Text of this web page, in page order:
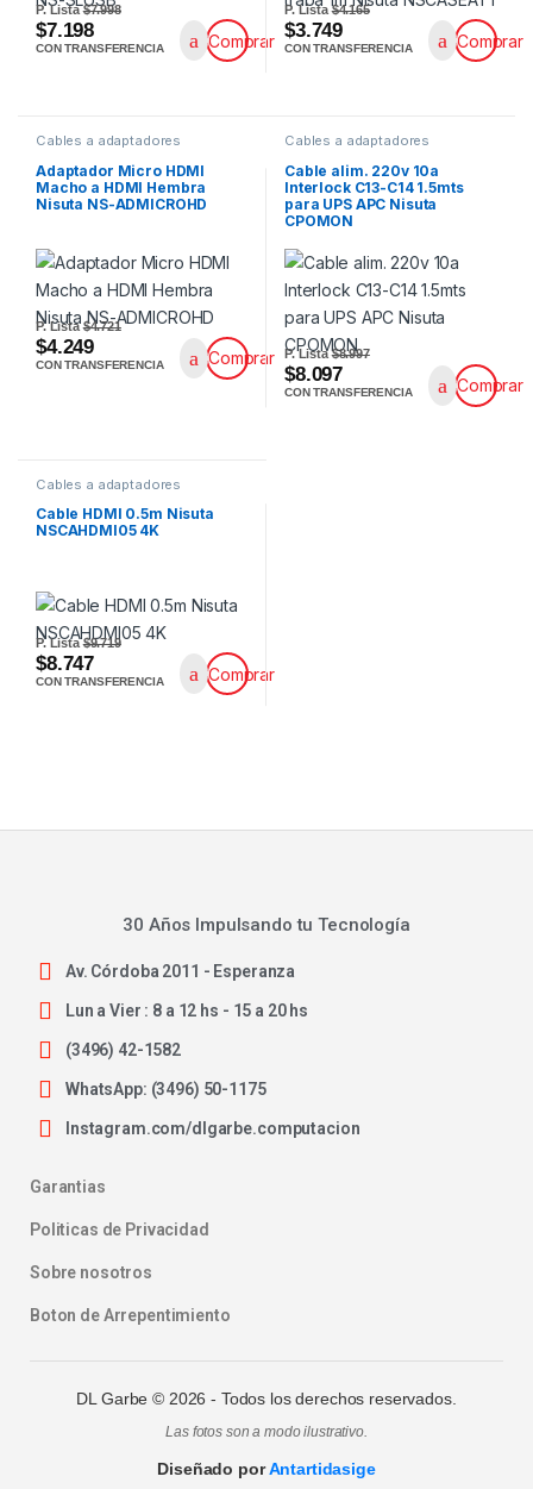
P. Lista$7.998
$7.198
CON TRANSFERENCIA Comprar
P. Lista$4.165
$3.749
CON TRANSFERENCIA Comprar
Cables a adaptadores
Adaptador Micro HDMI
Macho a HDMI Hembra
Nisuta NS-ADMICROHD
P. Lista$4.721
$4.249
CON TRANSFERENCIA Comprar
Cables a adaptadores
Cable alim. 220v 10a
Interlock C13-C14 1.5mts
para UPS APC Nisuta
CPOMON
P. Lista$8.997
$8.097
CON TRANSFERENCIA Comprar
Cables a adaptadores
Cable HDMI 0.5m Nisuta
NSCAHDMI05 4K
P. Lista$9.719
$8.747
CON TRANSFERENCIA Comprar
30 Años Impulsando tu Tecnología
Av. Córdoba 2011 - Esperanza
Lun a Vier : 8 a 12 hs - 15 a 20 hs
(3496) 42-1582
WhatsApp: (3496) 50-1175
Instagram.com/dlgarbe.computacion
Garantias
Politicas de Privacidad
Sobre nosotros
Boton de Arrepentimiento
DL Garbe © 2026 - Todos los derechos reservados.
Las fotos son a modo ilustrativo.
Diseñado porAntartidasige